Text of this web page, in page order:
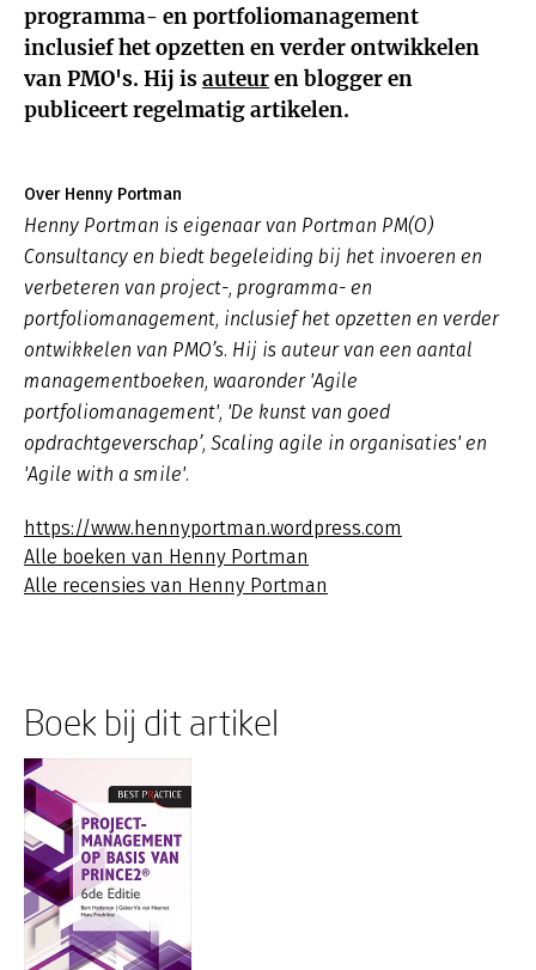
programma- en portfoliomanagement
inclusief het opzetten en verder ontwikkelen
van PMO's. Hij isauteuren blogger en
publiceert regelmatig artikelen.
Over Henny Portman
Henny Portman is eigenaar van Portman PM(O)
Consultancy en biedt begeleiding bij het invoeren en
verbeteren van project-, programma- en
portfoliomanagement, inclusief het opzetten en verder
ontwikkelen van PMO’s. Hij is auteur van een aantal
managementboeken, waaronder 'Agile
portfoliomanagement', 'De kunst van goed
opdrachtgeverschap’, Scaling agile in organisaties' en
'Agile with a smile'.
https://www.hennyportman.wordpress.com
Alle boeken van Henny Portman
Alle recensies van Henny Portman
Boek bij dit artikel